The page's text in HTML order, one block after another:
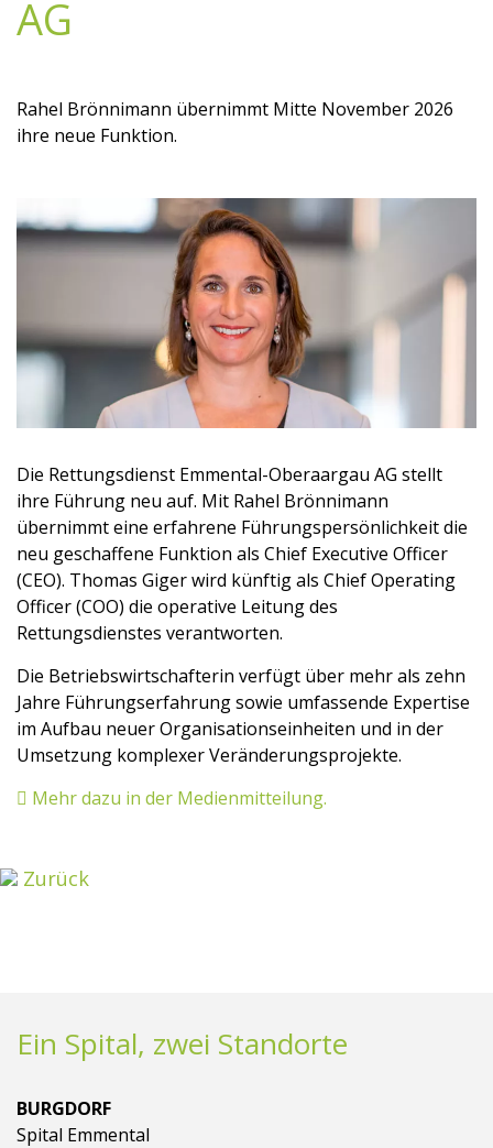
AG
Rahel Brönnimann übernimmt Mitte November 2026
ihre neue Funktion.
Die Rettungsdienst Emmental-Oberaargau AG stellt
ihre Führung neu auf. Mit Rahel Brönnimann
übernimmt eine erfahrene Führungspersönlichkeit die
neu geschaffene Funktion als Chief Executive Officer
(CEO). Thomas Giger wird künftig als Chief Operating
Officer (COO) die operative Leitung des
Rettungsdienstes verantworten.
Die Betriebswirtschafterin verfügt über mehr als zehn
Jahre Führungserfahrung sowie umfassende Expertise
im Aufbau neuer Organisationseinheiten und in der
Umsetzung komplexer Veränderungsprojekte.
Mehr dazu in der Medienmitteilung.
Zurück
Ein Spital, zwei Standorte
BURGDORF
Spital Emmental